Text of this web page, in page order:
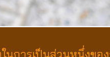
นการเป็นส่วนหนึ่งข